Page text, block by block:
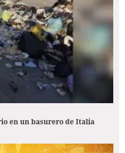
en un basurero de Italia